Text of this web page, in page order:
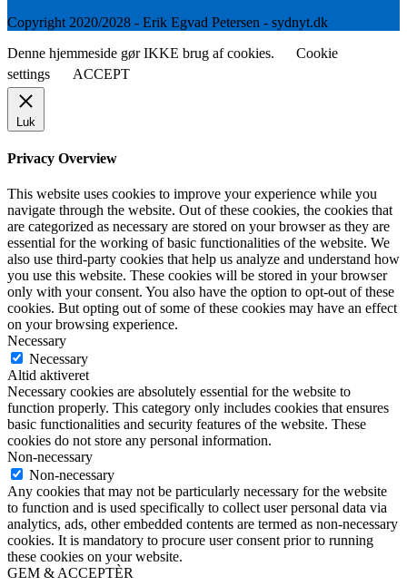
Copyright 2020/2028 - Erik Egvad Petersen - sydnyt.dk
Denne hjemmeside gør IKKE brug af cookies.
Cookie
settings
ACCEPT
Luk
Privacy Overview
This website uses cookies to improve your experience while you
navigate through the website. Out of these cookies, the cookies that
are categorized as necessary are stored on your browser as they are
essential for the working of basic functionalities of the website. We
also use third-party cookies that help us analyze and understand how
you use this website. These cookies will be stored in your browser
only with your consent. You also have the option to opt-out of these
cookies. But opting out of some of these cookies may have an effect
on your browsing experience.
Necessary
Necessary
Altid aktiveret
Necessary cookies are absolutely essential for the website to
function properly. This category only includes cookies that ensures
basic functionalities and security features of the website. These
cookies do not store any personal information.
Non-necessary
Non-necessary
Any cookies that may not be particularly necessary for the website
to function and is used specifically to collect user personal data via
analytics, ads, other embedded contents are termed as non-necessary
cookies. It is mandatory to procure user consent prior to running
these cookies on your website.
GEM & ACCEPTÈR